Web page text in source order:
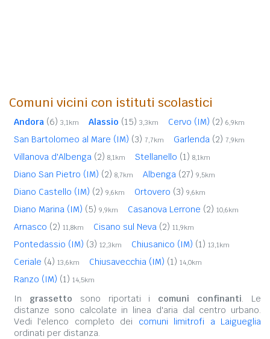
Comuni vicini con istituti scolastici
Andora (6) 3,1km Alassio (15) 3,3km Cervo (IM) (2) 6,9km
San Bartolomeo al Mare (IM) (3) 7,7km Garlenda (2) 7,9km
Villanova d'Albenga (2) 8,1km Stellanello (1) 8,1km
Diano San Pietro (IM) (2) 8,7km Albenga (27) 9,5km
Diano Castello (IM) (2) 9,6km Ortovero (3) 9,6km
Diano Marina (IM) (5) 9,9km Casanova Lerrone (2) 10,6km
Arnasco (2) 11,8km Cisano sul Neva (2) 11,9km
Pontedassio (IM) (3) 12,3km Chiusanico (IM) (1) 13,1km
Ceriale (4) 13,6km Chiusavecchia (IM) (1) 14,0km
Ranzo (IM) (1) 14,5km
In grassetto sono riportati i comuni confinanti. Le
distanze sono calcolate in linea d'aria dal centro urbano.
Vedi l'elenco completo dei comuni limitrofi a Laigueglia
ordinati per distanza.